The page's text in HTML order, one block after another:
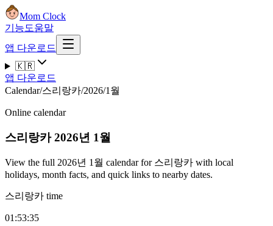
Mom Clock
기능도움말
앱 다운로드
🇰🇷
앱 다운로드
Calendar/스리랑카/2026/1월
Online calendar
스리랑카2026년 1월
View the full 2026년 1월 calendar for 스리랑카 with local
holidays, month facts, and quick links to nearby dates.
스리랑카 time
01:53:36